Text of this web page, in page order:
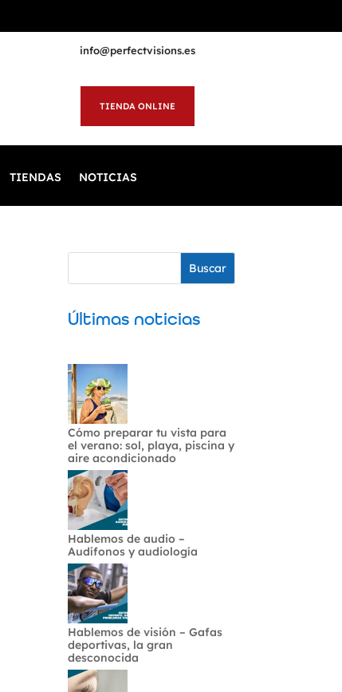
info@perfectvisions.es
TIENDA ONLINE
TIENDAS NOTICIAS
Buscar
Últimas noticias
Cómo preparar tu vista para
el verano: sol, playa, piscina y
aire acondicionado
Hablemos de audio –
Audífonos y audiología
Hablemos de visión – Gafas
deportivas, la gran
desconocida